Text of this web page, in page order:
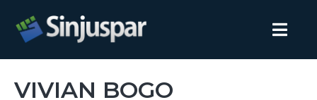
VIVIAN BOGO